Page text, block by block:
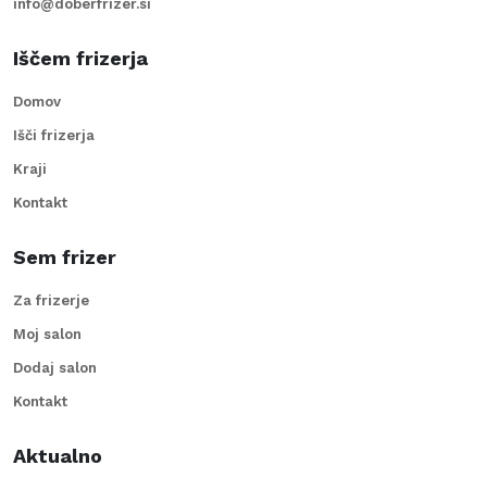
info@doberfrizer.si
Iščem frizerja
Domov
Išči frizerja
Kraji
Kontakt
Sem frizer
Za frizerje
Moj salon
Dodaj salon
Kontakt
Aktualno